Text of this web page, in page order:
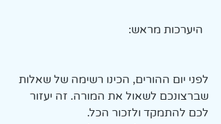
היערכות מראש:
לפני יום ההורים, הכינו רשימה של שאלות
שברצונכם לשאול את המורה. זה יעזור
לכם להתמקד ולזכור הכל.